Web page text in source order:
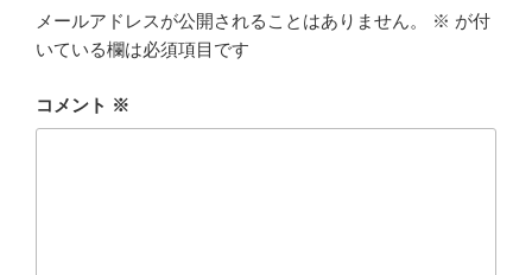
メールアドレスが公開されることはありません。 ※ が付
いている欄は必須項目です
コメント ※